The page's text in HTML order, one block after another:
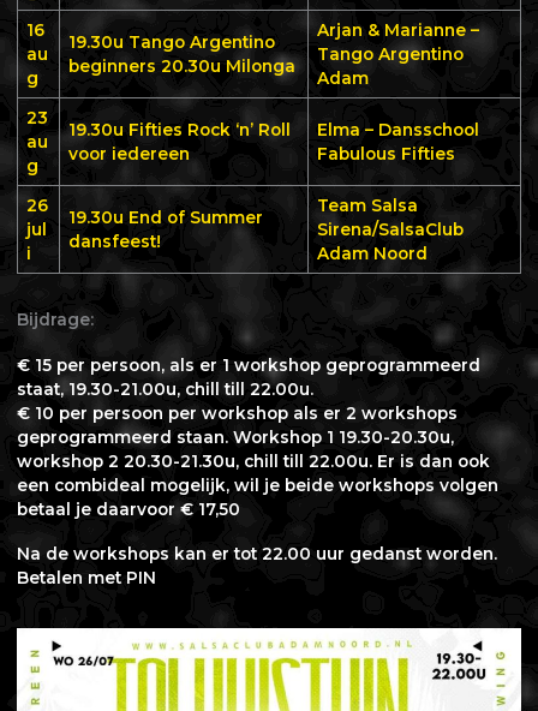
16
au
g
19.30u Tango Argentino
beginners 20.30u Milonga
Arjan & Marianne –
Tango Argentino
Adam
23
au
g
19.30u Fifties Rock ‘n’ Roll
voor iedereen
Elma – Dansschool
Fabulous Fifties
26
jul
i
19.30u End of Summer
dansfeest!
Team Salsa
Sirena/SalsaClub
Adam Noord
Bijdrage:
€ 15 per persoon, als er 1 workshop geprogrammeerd
staat, 19.30-21.00u, chill till 22.00u.
€ 10 per persoon per workshop als er 2 workshops
geprogrammeerd staan. Workshop 1 19.30-20.30u,
workshop 2 20.30-21.30u, chill till 22.00u. Er is dan ook
een combideal mogelijk, wil je beide workshops volgen
betaal je daarvoor € 17,50
Na de workshops kan er tot 22.00 uur gedanst worden.
Betalen met PIN